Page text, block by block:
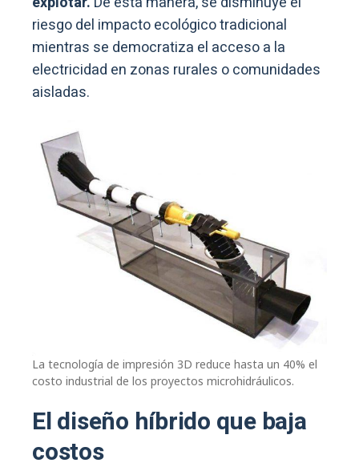
riesgo del impacto ecológico tradicional
mientras se democratiza el acceso a la
electricidad en zonas rurales o comunidades
aisladas.
La tecnología de impresión 3D reduce hasta un 40% el
costo industrial de los proyectos microhidráulicos.
El diseño híbrido que baja
costos